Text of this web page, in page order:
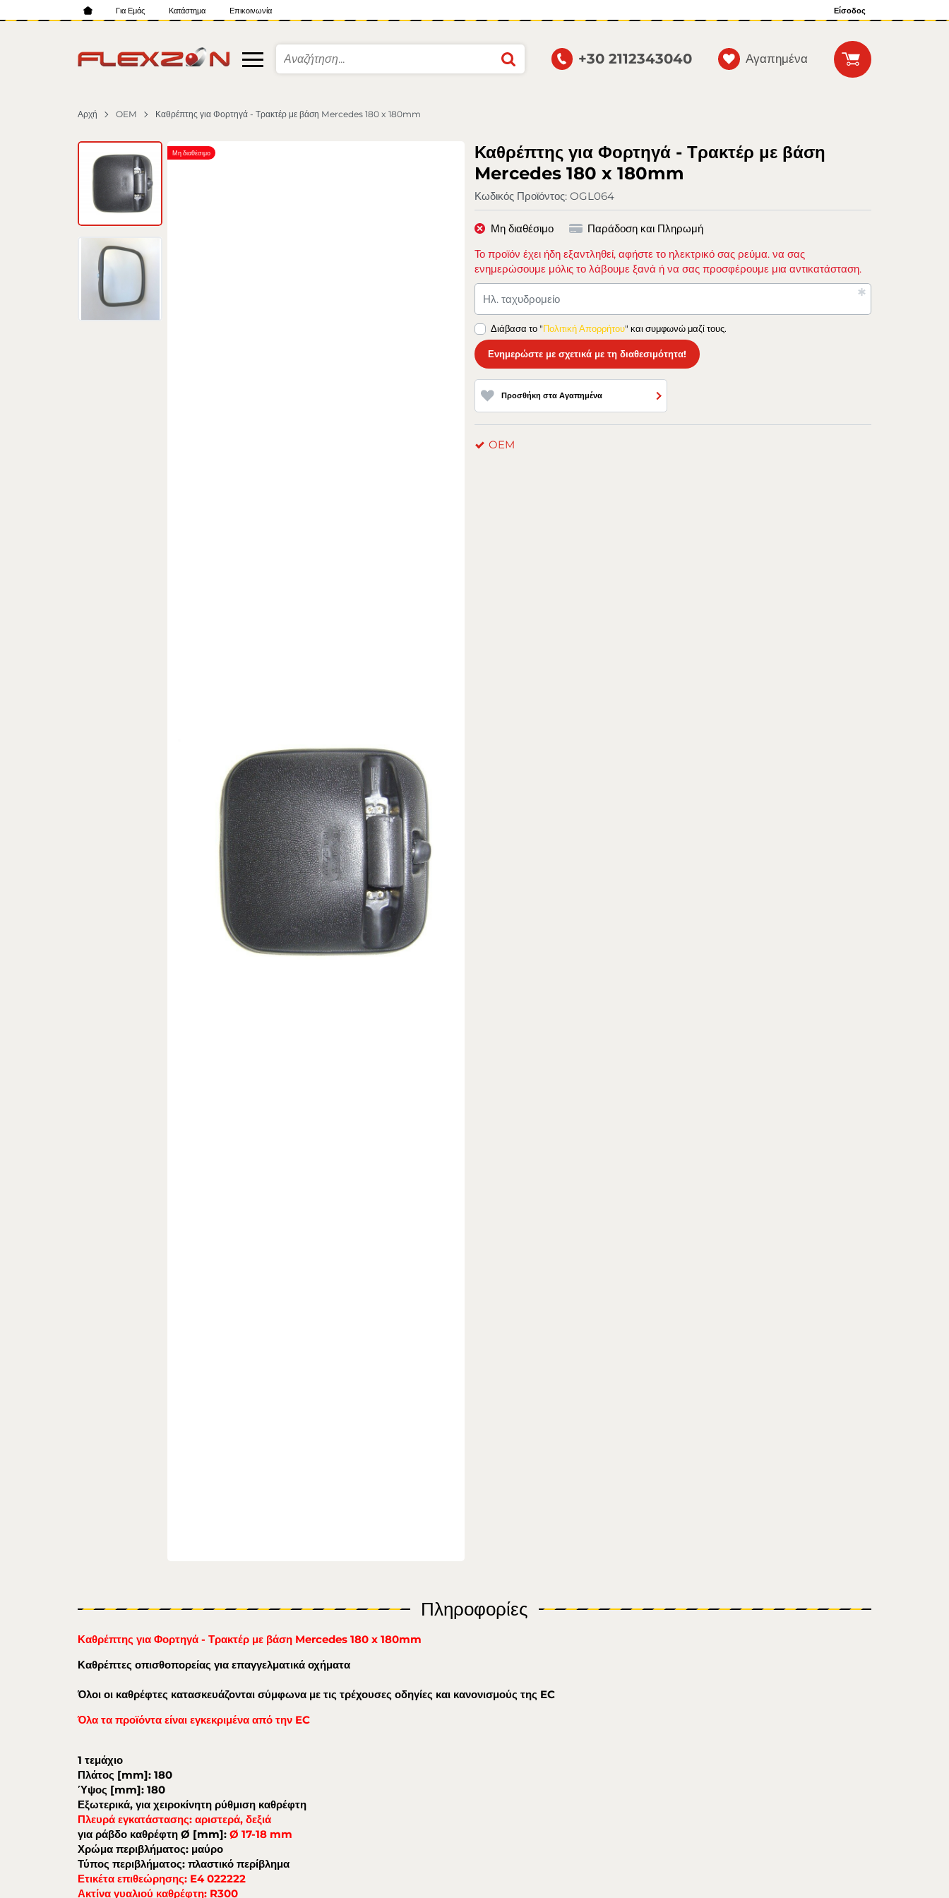
Για Εμάς Κατάστημα Επικοινωνία Είσοδος
+30 2112343040 Αγαπημένα
Αρχή OEM Καθρέπτης για Φορτηγά - Τρακτέρ με βάση Mercedes 180 x 180mm
Καθρέπτης για Φορτηγά - Τρακτέρ με βάση
Mercedes 180 x 180mm
Κωδικός Προϊόντος: OGL064
Μη διαθέσιμο
Μη διαθέσιμο
Παράδοση και Πληρωμή
Το προϊόν έχει ήδη εξαντληθεί, αφήστε το ηλεκτρικό σας ρεύμα. να σας
ενημερώσουμε μόλις το λάβουμε ξανά ή να σας προσφέρουμε μια αντικατάσταση.
Ηλ. ταχυδρομείο
Διάβασα το "Πολιτική Απορρήτου" και συμφωνώ μαζί τους.
Ενημερώστε με σχετικά με τη διαθεσιμότητα!
Προσθήκη στα Αγαπημένα
OEM
Πληροφορίες
Καθρέπτης για Φορτηγά - Τρακτέρ με βάση Mercedes 180 x 180mm
Καθρέπτες οπισθοπορείας για επαγγελματικά οχήματα
Όλοι οι καθρέφτες κατασκευάζονται σύμφωνα με τις τρέχουσες οδηγίες και κανονισμούς της EC
Όλα τα προϊόντα είναι εγκεκριμένα από την EC
1 τεμάχιο
Πλάτος [mm]: 180
Ύψος [mm]: 180
Εξωτερικά, για χειροκίνητη ρύθμιση καθρέφτη
Πλευρά εγκατάστασης: αριστερά, δεξιά
για ράβδο καθρέφτη Ø [mm]:Ø 17-18 mm
Χρώμα περιβλήματος: μαύρο
Τύπος περιβλήματος: πλαστικό περίβλημα
Ετικέτα επιθεώρησης: E4 022222
Ακτίνα γυαλιού καθρέφτη: R300